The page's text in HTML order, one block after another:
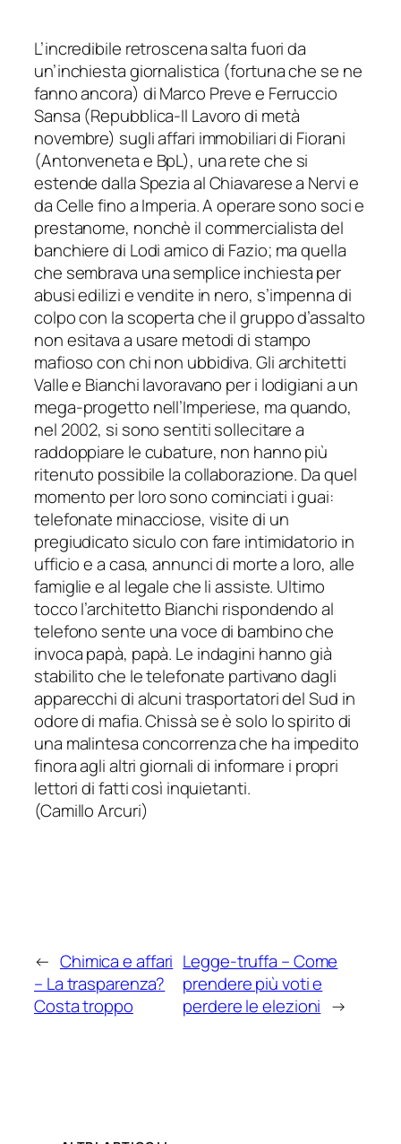
L’incredibile retroscena salta fuori da
un’inchiesta giornalistica (fortuna che se ne
fanno ancora) di Marco Preve e Ferruccio
Sansa (Repubblica-Il Lavoro di metà
novembre) sugli affari immobiliari di Fiorani
(Antonveneta e BpL), una rete che si
estende dalla Spezia al Chiavarese a Nervi e
da Celle fino a Imperia. A operare sono soci e
prestanome, nonchè il commercialista del
banchiere di Lodi amico di Fazio; ma quella
che sembrava una semplice inchiesta per
abusi edilizi e vendite in nero, s’impenna di
colpo con la scoperta che il gruppo d’assalto
non esitava a usare metodi di stampo
mafioso con chi non ubbidiva. Gli architetti
Valle e Bianchi lavoravano per i lodigiani a un
mega-progetto nell’Imperiese, ma quando,
nel 2002, si sono sentiti sollecitare a
raddoppiare le cubature, non hanno più
ritenuto possibile la collaborazione. Da quel
momento per loro sono cominciati i guai:
telefonate minacciose, visite di un
pregiudicato siculo con fare intimidatorio in
ufficio e a casa, annunci di morte a loro, alle
famiglie e al legale che li assiste. Ultimo
tocco l’architetto Bianchi rispondendo al
telefono sente una voce di bambino che
invoca papà, papà. Le indagini hanno già
stabilito che le telefonate partivano dagli
apparecchi di alcuni trasportatori del Sud in
odore di mafia. Chissà se è solo lo spirito di
una malintesa concorrenza che ha impedito
finora agli altri giornali di informare i propri
lettori di fatti così inquietanti.
(Camillo Arcuri)
← Chimica e affari
– La trasparenza?
Costa troppo
Legge-truffa – Come
prendere più voti e
perdere le elezioni →